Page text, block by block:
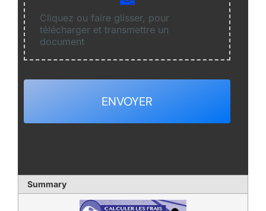
Cliquez ou faire glisser, pour
télécharger et transmettre un
document
ENVOYER
Summary